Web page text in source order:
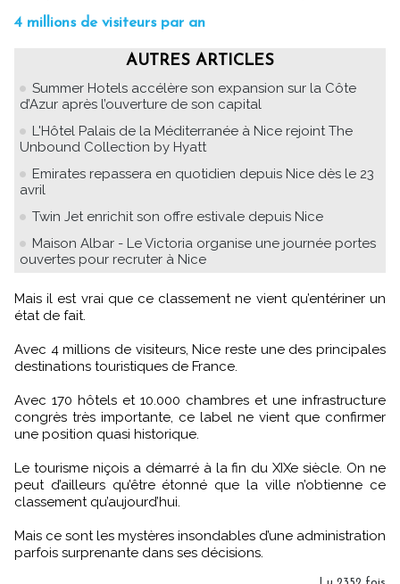
4 millions de visiteurs par an
AUTRES ARTICLES
Summer Hotels accélère son expansion sur la Côte
d’Azur après l’ouverture de son capital
L'Hôtel Palais de la Méditerranée à Nice rejoint The
Unbound Collection by Hyatt
Emirates repassera en quotidien depuis Nice dès le 23
avril
Twin Jet enrichit son offre estivale depuis Nice
Maison Albar - Le Victoria organise une journée portes
ouvertes pour recruter à Nice
Mais il est vrai que ce classement ne vient qu’entériner un
état de fait.
Avec 4 millions de visiteurs, Nice reste une des principales
destinations touristiques de France.
Avec 170 hôtels et 10.000 chambres et une infrastructure
congrès très importante, ce label ne vient que confirmer
une position quasi historique.
Le tourisme niçois a démarré à la fin du XIXe siècle. On ne
peut d’ailleurs qu’être étonné que la ville n’obtienne ce
classement qu’aujourd’hui.
Mais ce sont les mystères insondables d’une administration
parfois surprenante dans ses décisions.